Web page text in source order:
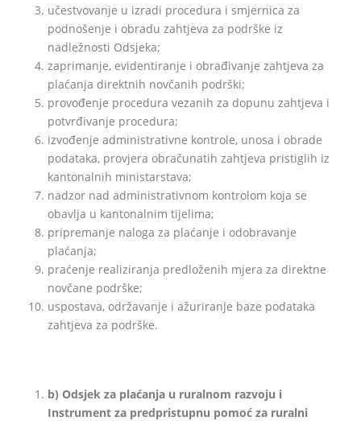
učestvovanje u izradi procedura i smjernica za
podnošenje i obradu zahtjeva za podrške iz
nadležnosti Odsjeka;
zaprimanje, evidentiranje i obrađivanje zahtjeva za
plaćanja direktnih novčanih podrški;
provođenje procedura vezanih za dopunu zahtjeva i
potvrđivanje procedura;
izvođenje administrativne kontrole, unosa i obrade
podataka, provjera obračunatih zahtjeva pristiglih iz
kantonalnih ministarstava;
nadzor nad administrativnom kontrolom koja se
obavlja u kantonalnim tijelima;
pripremanje naloga za plaćanje i odobravanje
plaćanja;
praćenje realiziranja predloženih mjera za direktne
novčane podrške;
uspostava, održavanje i ažuriranje baze podataka
zahtjeva za podrške.
b) Odsjek za plaćanja u ruralnom razvoju i
Instrument za predpristupnu pomoć za ruralni